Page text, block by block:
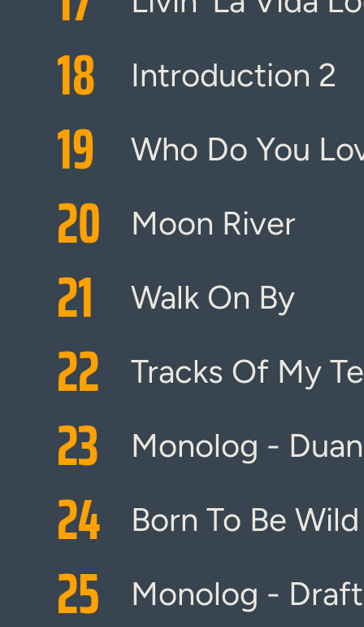
18 Introduction 2
19 Who Do You
20 Moon River
21 Walk On By
22 Tracks Of My
23 Monolog -
24 Born To Be Wild
25 Monolog -